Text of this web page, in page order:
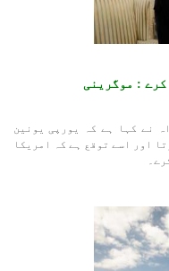
کرے : موگرینی
نے کہا ہے کہ یورپی یونین
اور اسے توقع ہے کہ امریکا